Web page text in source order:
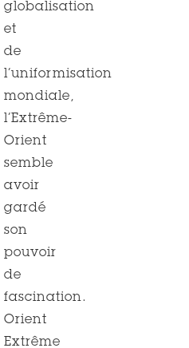
globalisation
et
de
l’uniformisation
mondiale,
l’Extrême-
Orient
semble
avoir
gardé
son
pouvoir
de
fascination.
Orient
Extrême